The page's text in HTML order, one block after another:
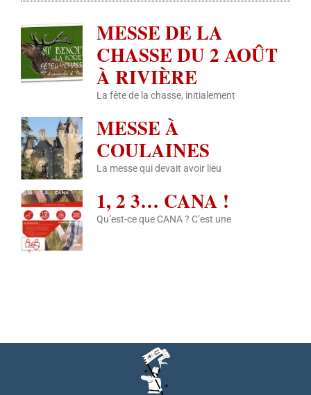
MESSE DE LA
CHASSE DU 2 AOÛT
À RIVIÈRE
La fête de la chasse, initialement
MESSE À
COULAINES
La messe qui devait avoir lieu
1, 2 3… CANA !
Qu’est-ce que CANA ? C’est une